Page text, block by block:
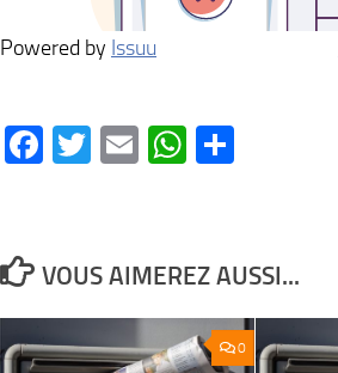
Powered by Issuu
Facebook
Twitter
EmailWhatsApp
VOUS AIMEREZ AUSSI...
0